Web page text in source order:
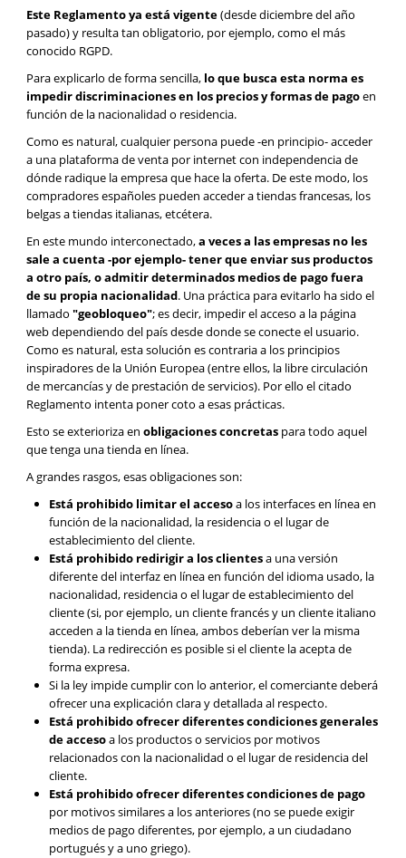
Este Reglamento ya está vigente(desde diciembre del año
pasado) y resulta tan obligatorio, por ejemplo, como el más
conocido RGPD.
Para explicarlo de forma sencilla, lo que busca esta norma es
impedir discriminacionesen los precios y formas de pagoen
función de la nacionalidad o residencia.
Como es natural, cualquier persona puede -en principio- acceder
a una plataforma de venta por internet con independencia de
dónde radique la empresa que hace la oferta. De este modo, los
compradores españoles pueden acceder a tiendas francesas, los
belgas a tiendas italianas, etcétera.
En este mundo interconectado,a veces a las empresas no les
sale a cuenta -por ejemplo- tener que enviar sus productos
a otro país, o admitir determinados medios de pago fuera
de su propia nacionalidad. Una práctica para evitarlo ha sido el
llamado "geobloqueo"; es decir, impedir el acceso a la página
web dependiendo del país desde donde se conecte el usuario.
Como es natural, esta solución es contraria a los principios
inspiradores de la Unión Europea (entre ellos, la libre circulación
de mercancías y de prestación de servicios). Por ello el citado
Reglamento intenta poner coto a esas prácticas.
Esto se exterioriza en obligaciones concretas para todo aquel
que tenga una tienda en línea.
A grandes rasgos, esas obligaciones son:
Está prohibido limitar el accesoa los interfaces en línea en
función de la nacionalidad, la residencia o el lugar de
establecimiento del cliente.
Está prohibido redirigir a los clientesa una versión
diferente del interfaz en línea en función del idioma usado, la
nacionalidad, residencia o el lugar de establecimiento del
cliente (si, por ejemplo, un cliente francés y un cliente italiano
acceden a la tienda en línea, ambos deberían ver la misma
tienda). La redirección es posible si el cliente la acepta de
forma expresa.
Si la ley impide cumplir con lo anterior, el comerciante deberá
ofrecer una explicación clara y detallada al respecto.
Está prohibido ofrecer diferentes condiciones generales
de accesoa los productos o servicios por motivos
relacionados con la nacionalidad o el lugar de residencia del
cliente.
Está prohibido ofrecer diferentes condiciones de pago
por motivos similares a los anteriores (no se puede exigir
medios de pago diferentes, por ejemplo, a un ciudadano
portugués y a uno griego).